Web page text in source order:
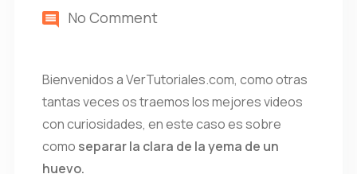
No Comment
Bienvenidos a VerTutoriales.com, como otras
tantas veces os traemos los mejores videos
con curiosidades, en este caso es sobre
como separar la clara de la yema de un
huevo.